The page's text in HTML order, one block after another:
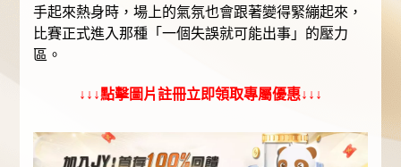
手起來熱身時，場上的氣氛也會跟著變得緊繃起來，
比賽正式進入那種「一個失誤就可能出事」的壓力
區。
↓↓↓點擊圖片註冊立即領取專屬優惠↓↓↓